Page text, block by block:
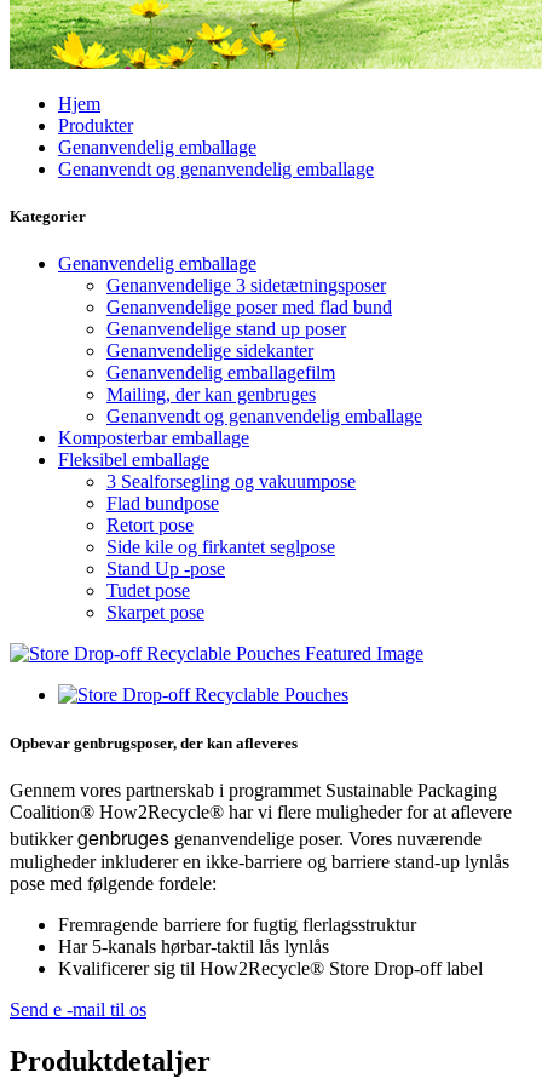
Hjem
Produkter
Genanvendelig emballage
Genanvendt og genanvendelig emballage
Kategorier
Genanvendelig emballage
Genanvendelige 3 sidetætningsposer
Genanvendelige poser med flad bund
Genanvendelige stand up poser
Genanvendelige sidekanter
Genanvendelig emballagefilm
Mailing, der kan genbruges
Genanvendt og genanvendelig emballage
Komposterbar emballage
Fleksibel emballage
3 Sealforsegling og vakuumpose
Flad bundpose
Retort pose
Side kile og firkantet seglpose
Stand Up -pose
Tudet pose
Skarpet pose
Opbevar genbrugsposer, der kan afleveres
Gennem vores partnerskab i programmet Sustainable Packaging
Coalition® How2Recycle® har vi flere muligheder for at aflevere
butikkergenbruges genanvendelige poser. Vores nuværende
muligheder inkluderer en ikke-barriere og barriere stand-up lynlås
pose med følgende fordele:
Fremragende barriere for fugtig flerlagsstruktur
Har 5-kanals hørbar-taktil lås lynlås
Kvalificerer sig til How2Recycle® Store Drop-off label
Send e -mail til os
Produktdetaljer